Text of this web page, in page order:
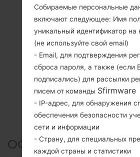
ОФИЦИАЛЬНАЯ
Собираемые персональные
включают следующее: Имя
уникальный идентификатор
(не используйте свой email)
- Email, для подтверждения
сброса пароля, а также (если
подписались) для рассылки
писем от команды Sfirmware
- IP-адрес, для обнаружения
обеспечения безопасности
сети и информации
- Страну, для специальных
каждой страны и статистики